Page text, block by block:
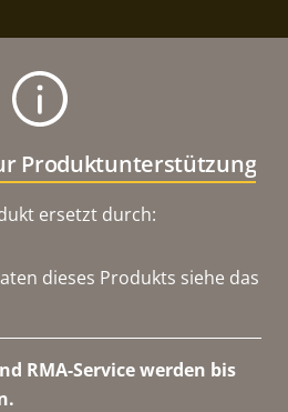
Produktunterstützung
ersetzt durch:
dieses Produkts siehe das
RMA-Service werden bis